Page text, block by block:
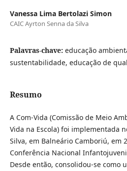
Vanessa Lima Bertolazi Simon
CAIC Ayrton Senna da Silva
Palavras-chave: educação
sustentabilidade, educação de
Resumo
A Com-Vida (Comissão de Meio
Vida na Escola) foi implementada
Silva, em Balneário Camboriú, em
Conferência Nacional
Desde então, consolidou-se como